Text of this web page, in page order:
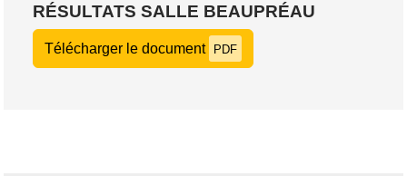
RÉSULTATS SALLE BEAUPRÉAU
Télécharger le document PDF